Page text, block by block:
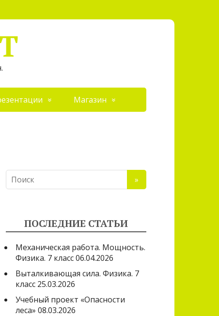
Магазин
ПОСЛЕДНИЕ СТАТЬИ
Механическая работа. Мощность.
Физика. 7 класс06.04.2026
Выталкивающая сила. Физика. 7
класс 25.03.2026
Учебный проект «Опасности
леса» 08.03.2026